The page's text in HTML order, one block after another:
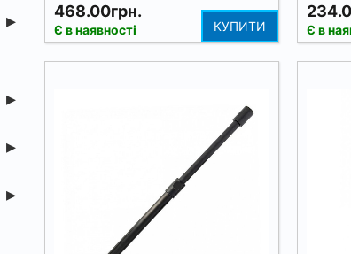
468.00грн.
Є в наявності КУПИТИ Є в